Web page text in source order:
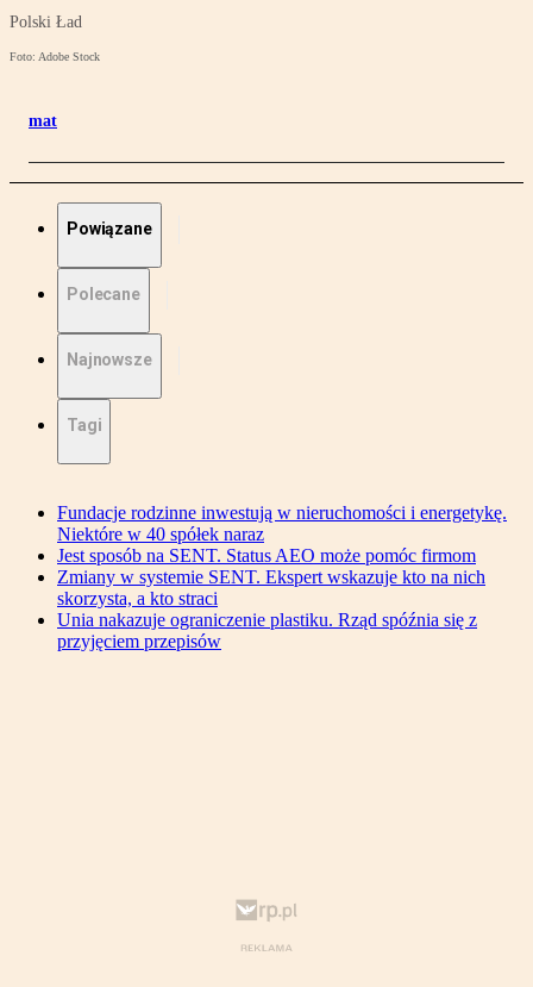
Polski Ład
Foto: Adobe Stock
mat
Powiązane
Polecane
Najnowsze
Tagi
Fundacje rodzinne inwestują w nieruchomości i energetykę.
Niektóre w 40 spółek naraz
Jest sposób na SENT. Status AEO może pomóc firmom
Zmiany w systemie SENT. Ekspert wskazuje kto na nich
skorzysta, a kto straci
Unia nakazuje ograniczenie plastiku. Rząd spóźnia się z
przyjęciem przepisów